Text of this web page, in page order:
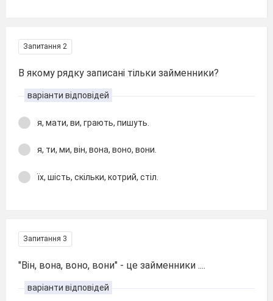
Запитання 2
В якому рядку записані тільки займенники?
варіанти відповідей
я, мати, ви, грають, пишуть.
я, ти, ми, він, вона, воно, вони.
їх, шість, скільки, котрий, стіл.
Запитання 3
"Він, вона, воно, вони" - це займенники ....
варіанти відповідей